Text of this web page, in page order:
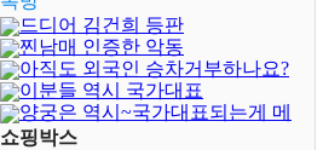
드디어 김건희 등판
찐남매 인증한 악동
아직도 외국인 승차거부하나요?
이분들 역시 국가대표
양궁은 역시~국가대표되는게 메
달보다 어렵..
쇼핑박스